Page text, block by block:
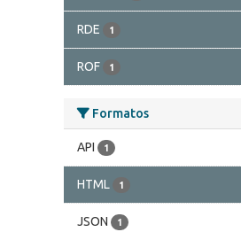
RDE 1
ROF 1
Formatos
API 1
HTML 1
JSON 1